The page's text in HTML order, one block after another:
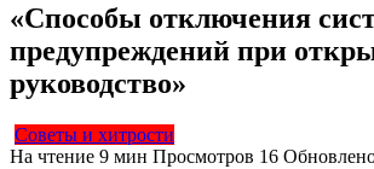
«Способы отключения
предупреждений при
руководство»
Советы и хитрости
На чтение 9 мин Просмотров 16